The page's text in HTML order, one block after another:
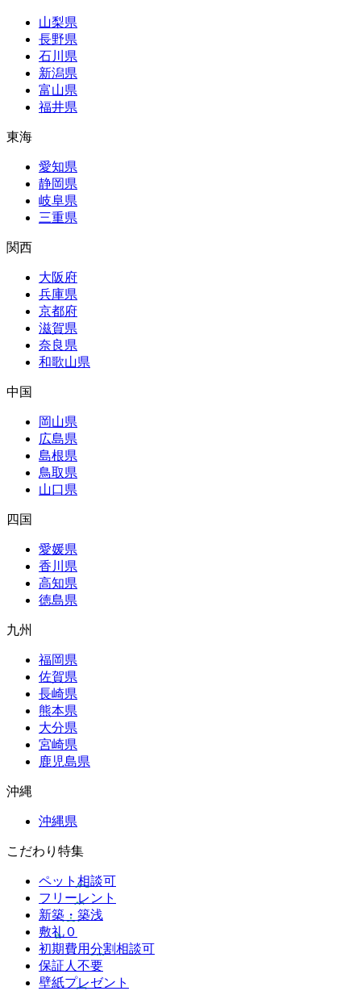
山梨県
長野県
石川県
新潟県
富山県
福井県
東海
愛知県
静岡県
岐阜県
三重県
関西
大阪府
兵庫県
京都府
滋賀県
奈良県
和歌山県
中国
岡山県
広島県
島根県
鳥取県
山口県
四国
愛媛県
香川県
高知県
徳島県
九州
福岡県
佐賀県
長崎県
熊本県
大分県
宮崎県
鹿児島県
沖縄
沖縄県
こだわり特集
ペット相談可
フリーレント
新築・築浅
敷礼０
初期費用分割相談可
保証人不要
壁紙プレゼント